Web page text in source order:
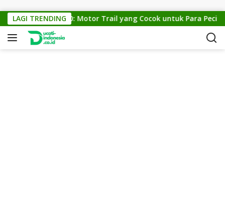
LAGI TRENDING
KTM Cross 150: Motor Trail yang Cocok untuk Para Pecinta